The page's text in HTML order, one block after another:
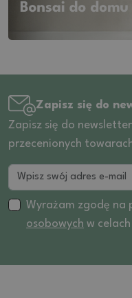
28 (6)
Zapisz się do
Zapisz się do
przecenionych
Wyrażam zgodę na
osobowych w